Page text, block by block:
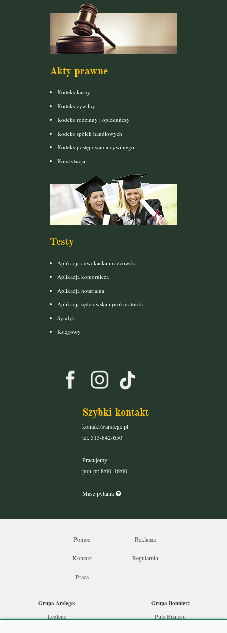
Akty prawne
Kodeks karny
Kodeks cywilny
Kodeks rodzinny i opiekuńczy
Kodeks spółek handlowych
Kodeks postępowania cywilnego
Konstytucja
Testy
Aplikacja adwokacka i radcowska
Aplikacja komornicza
Aplikacja notarialna
Aplikacja sędziowska i prokuratorska
Syndyk
Księgowy
Szybki kontakt
kontakt@arslege.pl
tel. 513-842-650
Pracujemy:
pon-pt: 8:00-16:00
Masz pytania
Pomoc Reklama
Kontakt Regulamin
Praca
Grupa Arslege:
Lexlege
Grupa Bonnier:
Puls Biznesu